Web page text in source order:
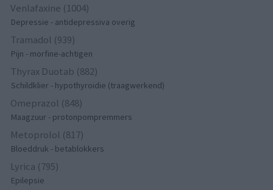
Venlafaxine (1004)
Depressie - antidepressiva overig
Tramadol (939)
Pijn - morfine-achtigen
Thyrax Duotab (882)
Schildklier - hypothyroidie (traagwerkend)
Omeprazol (848)
Maagzuur - protonpompremmers
Metoprolol (817)
Bloeddruk - betablokkers
Lyrica (795)
Epilepsie